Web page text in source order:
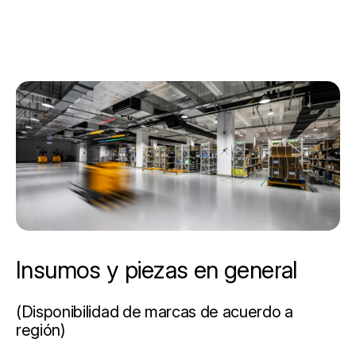
Insumos y piezas en general
(Disponibilidad de marcas de acuerdo a
región)